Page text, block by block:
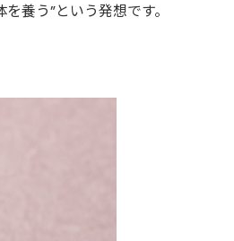
養う”という発想です。